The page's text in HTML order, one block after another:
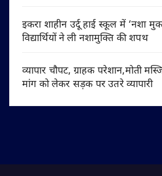
इकरा शाहीन उर्दू हाई स्कूल में ‘नशा
विद्यार्थियों ने ली नशामुक्ति की शपथ
व्यापार चौपट, ग्राहक परेशान,मोती
मांग को लेकर सड़क पर उतरे व्यापारी